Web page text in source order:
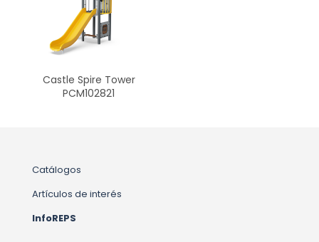
Castle Spire Tower
PCM102821
Catálogos
Artículos de interés
InfoREPS